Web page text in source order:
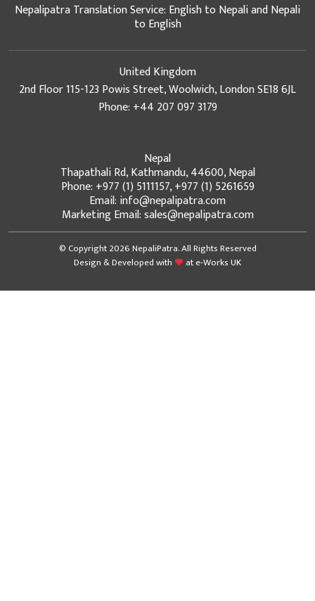
Nepalipatra Translation Service: English to Nepali and Nepali
to English
United Kingdom
2nd Floor 115-123 Powis Street, Woolwich, London SE18 6JL
Phone: +44 207 097 3179
Nepal
Thapathali Rd, Kathmandu, 44600, Nepal
Phone: +977 (1) 5111157, +977 (1) 5261659
Email: info@nepalipatra.com
Marketing Email: sales@nepalipatra.com
© Copyright 2026 NepaliPatra. All Rights Reserved
Design & Developed with
ate-Works UK